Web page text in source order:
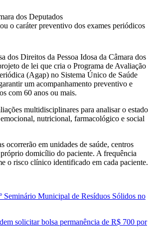
dos Deputados
o caráter preventivo dos exames periódicos
dos Direitos da Pessoa Idosa da Câmara dos
de lei que cria o Programa de Avaliação
(Agap) no Sistema Único de Saúde
um acompanhamento preventivo e
com 60 anos ou mais.
multidisciplinares para analisar o estado
nutricional, farmacológico e social
ocorrerão em unidades de saúde, centros
domicílio do paciente. A frequência
o risco clínico identificado em cada paciente.
Seminário Municipal de Resíduos Sólidos no
solicitar bolsa permanência de R$ 700 por